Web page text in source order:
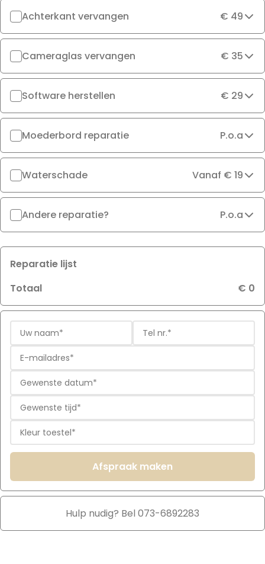
Achterkant vervangen € 49
Cameraglas vervangen € 35
Software herstellen € 29
Moederbord reparatie P.o.a
Waterschade Vanaf € 19
Andere reparatie? P.o.a
Reparatie lijst
Totaal
€ 0
Afspraak maken
Hulp nudig? Bel 073-6892283